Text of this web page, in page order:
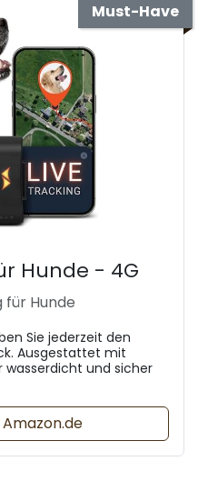
Must-Have
Hunde - 4G
Hunde
Sie jederzeit den
Ausgestattet mit
wasserdicht und sicher